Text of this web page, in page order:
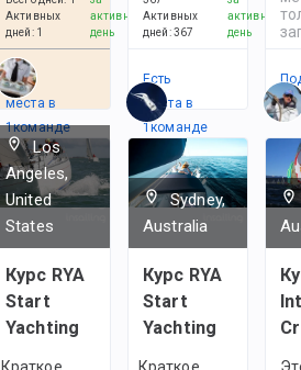
Активных
дней: 1
активный
день
Есть
места в
1командe
Активных
дней:367
активный
день
Есть
места в
1командe
Los
Angeles,
United
States
Курс RYA
Start
Yachting
Sydney,
Australia
Курс RYA
Start
Yachting